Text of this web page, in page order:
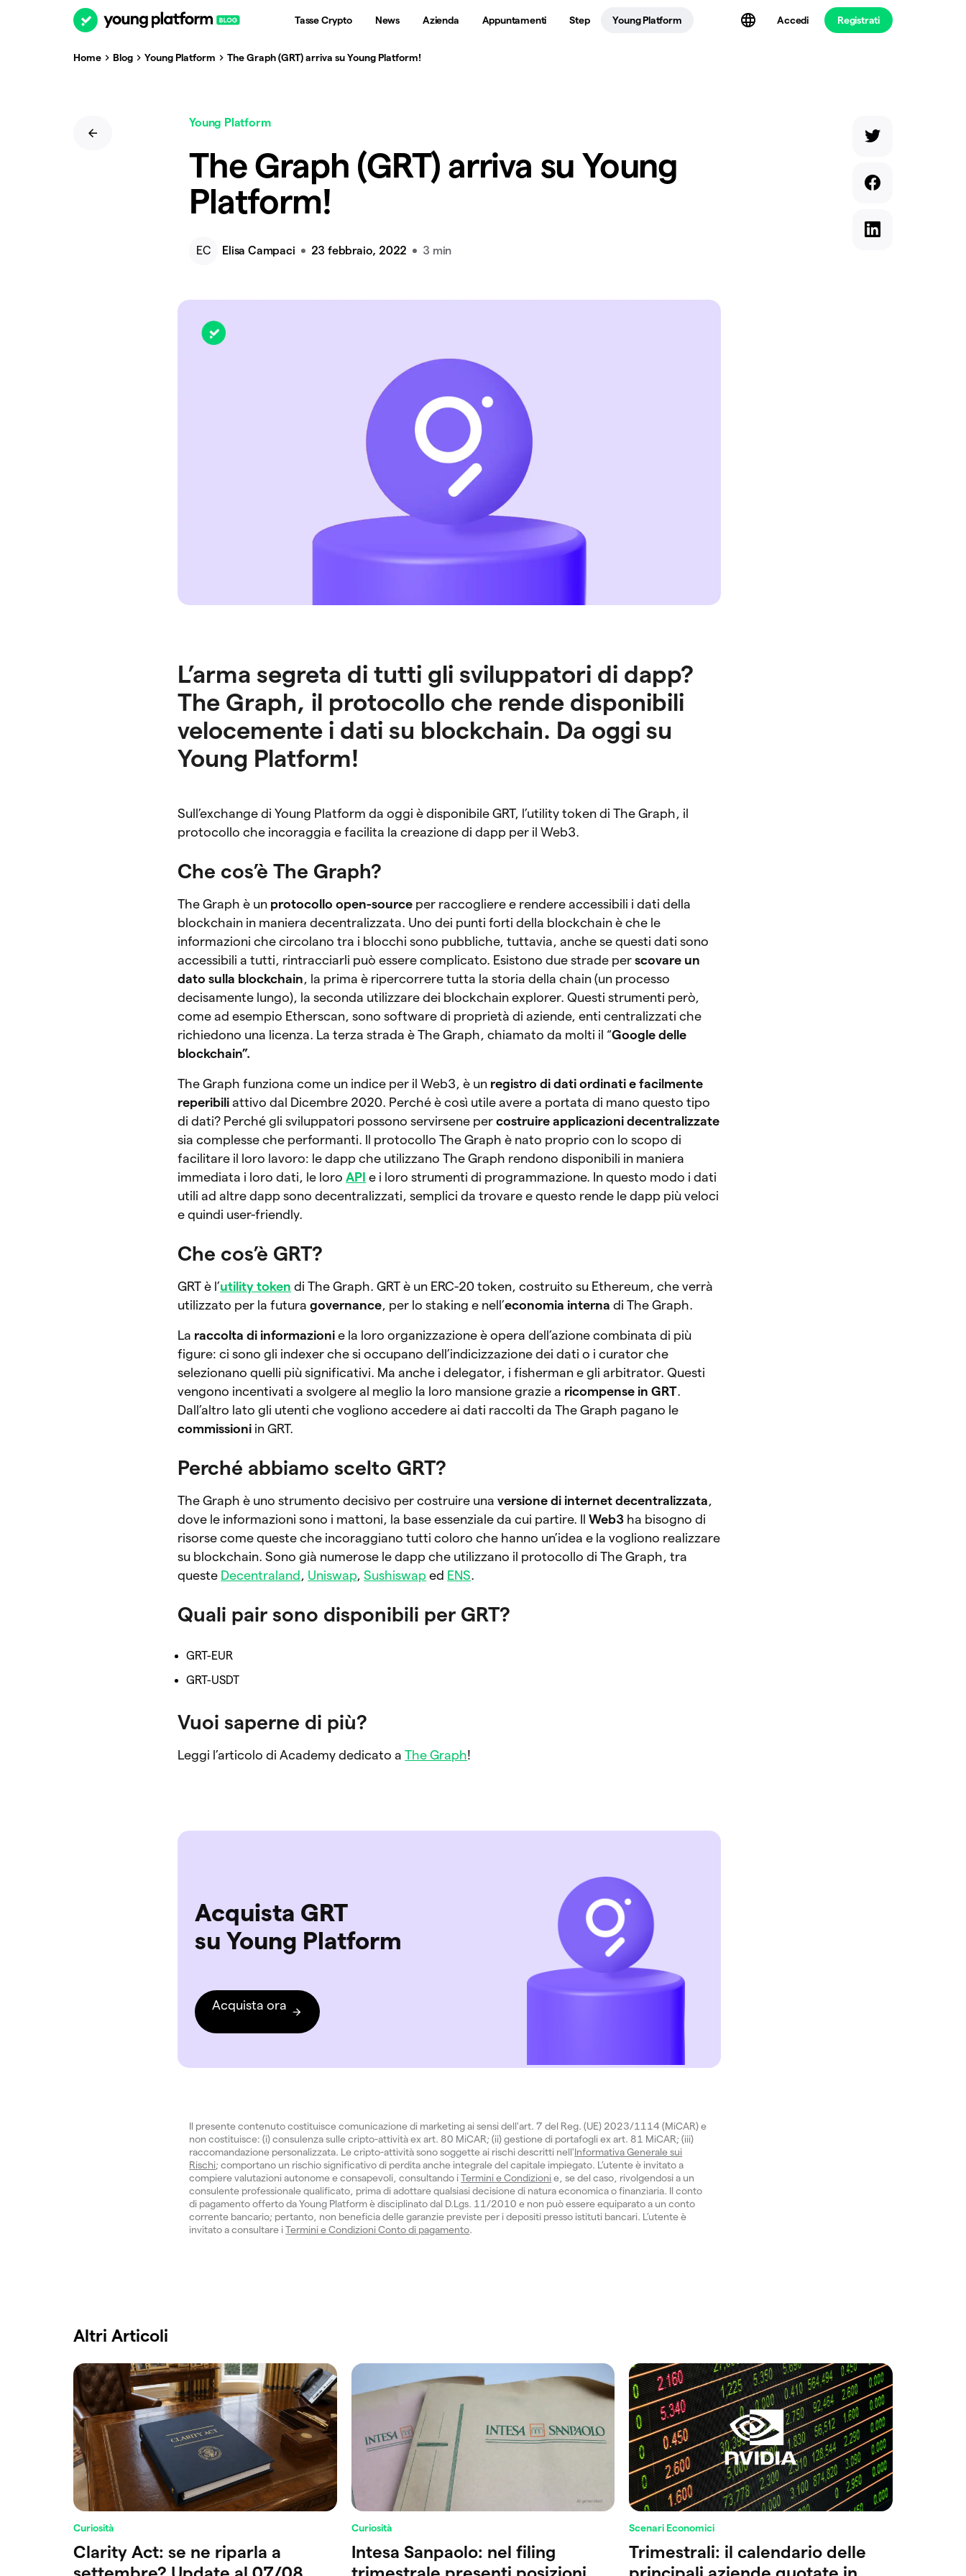
Appuntamenti
Azienda
News Step
Tasse Crypto Young Platform Accedi Registrati
Home Blog Young Platform The Graph (GRT) arriva su Young Platform!
Young Platform
The Graph (GRT) arriva su Young
Platform!
EC Elisa Campaci 23 febbraio, 2022 3 min
L’arma segreta di tutti gli sviluppatori di dapp?
The Graph, il protocollo che rende disponibili
velocemente i dati su blockchain. Da oggi su
Young Platform!
Sull’exchange di Young Platform da oggi è disponibile GRT, l’utility token di The Graph, il
protocollo che incoraggia e facilita la creazione di dapp per il Web3.
Che cos’è The Graph?
The Graph è un protocollo open-source per raccogliere e rendere accessibili i dati della
blockchain in maniera decentralizzata. Uno dei punti forti della blockchain è che le
informazioni che circolano tra i blocchi sono pubbliche, tuttavia, anche se questi dati sono
accessibili a tutti, rintracciarli può essere complicato. Esistono due strade perscovare un
dato sulla blockchain , la prima è ripercorrere tutta la storia della chain (un processo
decisamente lungo), la seconda utilizzare dei blockchain explorer. Questi strumenti però,
come ad esempio Etherscan, sono software di proprietà di aziende, enti centralizzati che
richiedono una licenza. La terza strada è The Graph, chiamato da molti il “Google delle
blockchain”.
The Graph funziona come un indice per il Web3, è un registro di dati ordinati e facilmente
reperibili attivo dal Dicembre 2020. Perché è così utile avere a portata di mano questo tipo
di dati? Perché gli sviluppatori possono servirsene percostruire applicazioni decentralizzate
sia complesse che performanti. Il protocollo The Graph è nato proprio con lo scopo di
facilitare il loro lavoro: le dapp che utilizzano The Graph rendono disponibili in maniera
immediata i loro dati, le loro API e i loro strumenti di programmazione. In questo modo i dati
utili ad altre dapp sono decentralizzati, semplici da trovare e questo rende le dapp più veloci
e quindi user-friendly.
Che cos’è GRT?
GRT è l’utility token di The Graph. GRT è un ERC-20 token, costruito su Ethereum, che verrà
utilizzato per la futuragovernance , per lo staking e nell’economia interna di The Graph.
La raccolta di informazioni e la loro organizzazione è opera dell’azione combinata di più
figure: ci sono gli indexer che si occupano dell’indicizzazione dei dati o i curator che
selezionano quelli più significativi. Ma anche i delegator, i fisherman e gli arbitrator. Questi
vengono incentivati a svolgere al meglio la loro mansione grazie a ricompense in GRT
Dall’altro lato gli utenti che vogliono accedere ai dati raccolti da The Graph pagano le
commissioni in GRT.
Perché abbiamo scelto GRT?
The Graph è uno strumento decisivo per costruire unaversione di internet decentralizzata
dove le informazioni sono i mattoni, la base essenziale da cui partire. IlWeb3 ha bisogno di
risorse come queste che incoraggiano tutti coloro che hanno un’idea e la vogliono realizzare
su blockchain. Sono già numerose le dapp che utilizzano il protocollo di The Graph, tra
queste Decentraland Uniswap ,Sushiswap ed ENS
Quali pair sono disponibili per GRT?
GRT-EUR
GRT-USDT
Vuoi saperne di più?
Leggi l’articolo di Academy dedicato aThe Graph!
Acquista GRT
su Young Platform
Acquista ora
Il presente contenuto costituisce comunicazione di marketing ai sensi dell'art. 7 del Reg. (UE) 2023/1114 (MiCAR) e
non costituisce: (i) consulenza sulle cripto-attività ex art. 80 MiCAR; (ii) gestione di portafogli ex art. 81 MiCAR; (iii)
raccomandazione personalizzata. Le cripto-attività sono soggette ai rischi descritti nell'Informativa Generale sui
Rischi; comportano un rischio significativo di perdita anche integrale del capitale impiegato. L’utente è invitato a
compiere valutazioni autonome e consapevoli, consultando iTermini e Condizionie, se del caso, rivolgendosi a un
consulente professionale qualificato, prima di adottare qualsiasi decisione di natura economica o finanziaria. Il conto
di pagamento offerto da Young Platform è disciplinato dal D.Lgs. 11/2010 e non può essere equiparato a un conto
corrente bancario; pertanto, non beneficia delle garanzie previste per i depositi presso istituti bancari. L’utente è
invitato a consultare iTermini e Condizioni Conto di pagamento.
Altri Articoli
Curiosità
Clarity Act: se ne riparla a
Curiosità
Intesa Sanpaolo: nel filing
Scenari Economici
Trimestrali: il calendario delle